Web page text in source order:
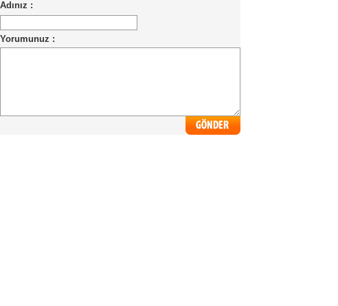
Adınız :
Yorumunuz :